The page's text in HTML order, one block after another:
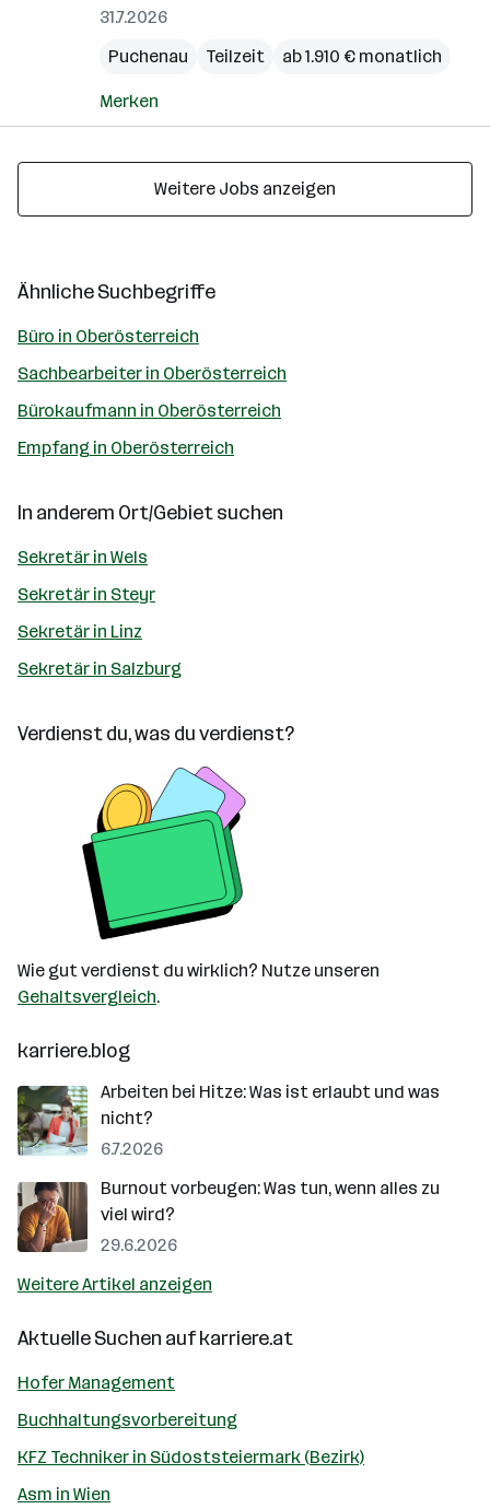
31.7.2026
Puchenau
Teilzeit ab 1.910 € monatlich
Merken
Weitere Jobs anzeigen
Ähnliche Suchbegriffe
Büro in Oberösterreich
Sachbearbeiter in Oberösterreich
Bürokaufmann in Oberösterreich
Empfang in Oberösterreich
In anderem Ort/Gebiet suchen
Sekretär in Wels
Sekretär in Steyr
Sekretär in Linz
Sekretär in Salzburg
Verdienst du, was du verdienst?
Wie gut verdienst du wirklich? Nutze unseren
Gehaltsvergleich.
karriere.blog
Arbeiten bei Hitze: Was ist erlaubt und was
nicht?
6.7.2026
Burnout vorbeugen: Was tun, wenn alles zu
viel wird?
29.6.2026
Weitere Artikel anzeigen
Aktuelle Suchen aufkarriere.at
Hofer Management
Buchhaltungsvorbereitung
KFZ Techniker in Südoststeiermark (Bezirk)
Asm in Wien